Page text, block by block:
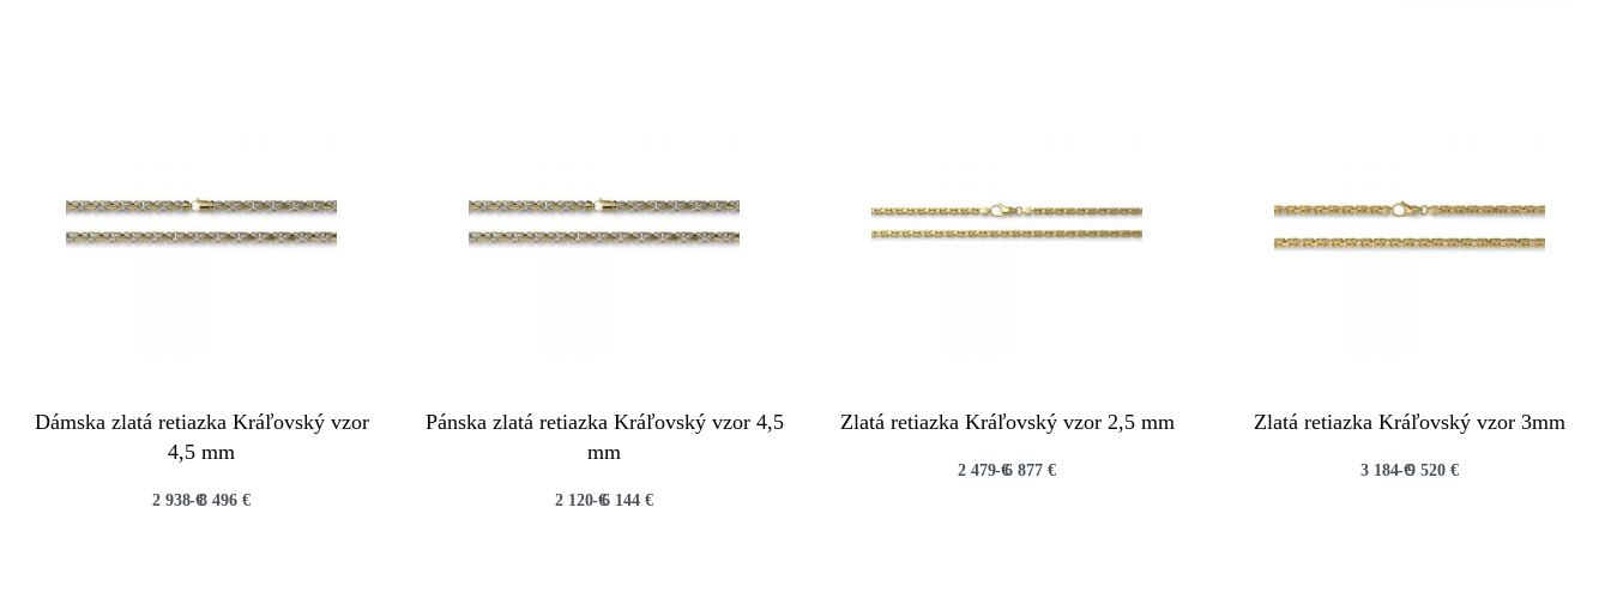
Dámska zlatá retiazka Kráľovský vzor
4,5 mm
2 938€8 496 €
Pánska zlatá retiazka Kráľovský vzor 4,5
mm
2 120€6 144 €
Zlatá retiazka Kráľovský vzor 2,5 mm
2 479€6 877 €
Zlatá retiazka Kráľovský vzor 3mm
3 184€9 520 €